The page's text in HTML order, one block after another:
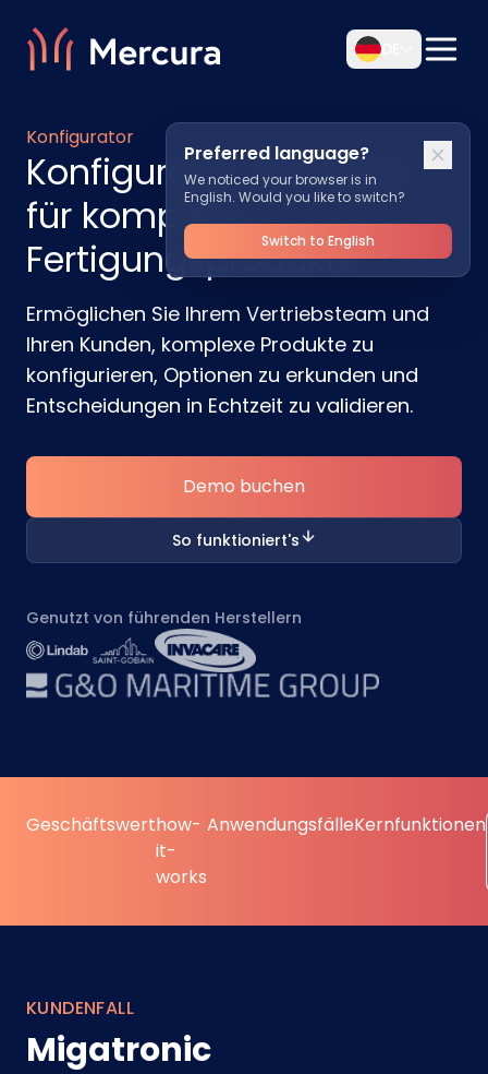
Preferred language?
We noticed your browser is in
English. Would you like to switch?
Switch to English
Konfigurator
Konfigurator-Software
für komplexe
Fertigungsprodukte
Ermöglichen Sie Ihrem Vertriebsteam und
Ihren Kunden, komplexe Produkte zu
konfigurieren, Optionen zu erkunden und
Entscheidungen in Echtzeit zu validieren.
Demo buchen
So funktioniert's
Genutzt von führenden Herstellern
Geschäftswerthow-
it-
works
AnwendungsfälleKernfunktionen
KUNDENFALL
Migatronic